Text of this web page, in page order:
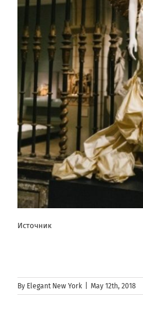
Источник
By Elegant New York May 12th, 2018